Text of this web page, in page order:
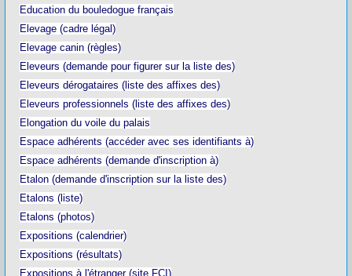
Education du bouledogue français
Elevage (cadre légal)
Elevage canin (règles)
Eleveurs (demande pour figurer sur la liste des)
Eleveurs dérogataires (liste des affixes des)
Eleveurs professionnels (liste des affixes des)
Elongation du voile du palais
Espace adhérents (accéder avec ses identifiants à)
Espace adhérents (demande d'inscription à)
Etalon (demande d'inscription sur la liste des)
Etalons (liste)
Etalons (photos)
Expositions (calendrier)
Expositions (résultats)
Expositions à l'étranger (site FCI)